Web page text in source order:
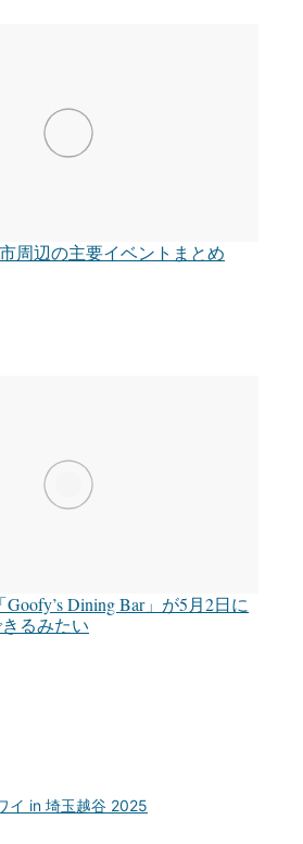
市周辺の主要イベントまとめ
Dining Bar」が5月2日に
るみたい
イ in 埼玉越谷 2025